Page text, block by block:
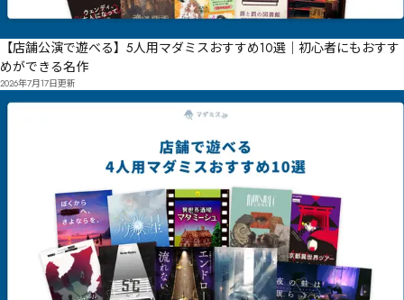
【店舗公演で遊べる】5人用マダミスおすすめ10選｜初心者にもおすす
めができる名作
2026年7月17日更新